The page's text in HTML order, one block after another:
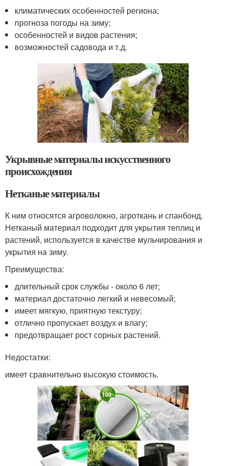
климатических особенностей региона;
прогноза погоды на зиму;
особенностей и видов растения;
возможностей садовода и т.д.
Укрывные материалы искусственного
происхождения
Нетканые материалы
К ним относятся агроволокно, агроткань и спанбонд.
Нетканый материал подходит для укрытия теплиц и
растений, используется в качестве мульчирования и
укрытия на зиму.
Преимущества:
длительный срок службы - около 6 лет;
материал достаточно легкий и невесомый;
имеет мягкую, приятную текстуру;
отлично пропускает воздух и влагу;
предотвращает рост сорных растений.
Недостатки:
имеет сравнительно высокую стоимость.